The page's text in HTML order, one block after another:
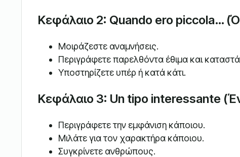
Κεφάλαιο 2: Quando ero piccola…
Μοιράζεστε αναμνήσεις.
Περιγράφετε παρελθόντα έθιμα και
Υποστηρίζετε υπέρ ή κατά κάτι.
Κεφάλαιο 3: Un tipo interessante
Περιγράφετε την εμφάνιση κάποιου.
Μιλάτε για τον χαρακτήρα κάποιου.
Συγκρίνετε ανθρώπους.